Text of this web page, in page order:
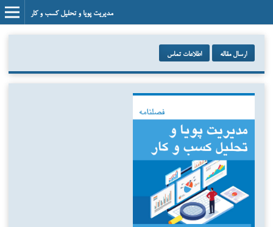
مدیریت پویا و تحلیل کسب و کار
ارسال مقاله اطلاعات تماس